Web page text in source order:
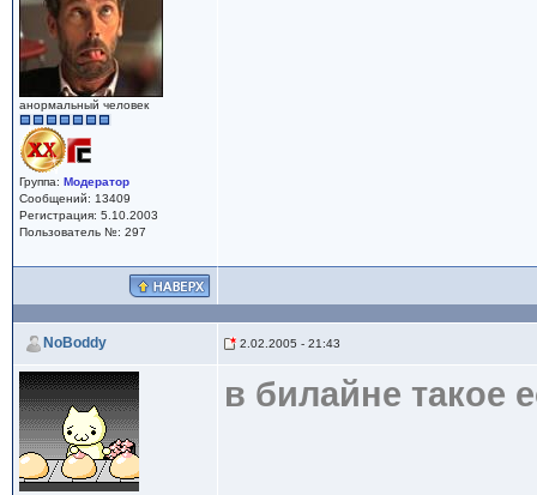
анормальный человек
Группа: Модератор
Сообщений: 13409
Регистрация: 5.10.2003
Пользователь №: 297
NoBoddy 2.02.2005 - 21:43
в билайне такое